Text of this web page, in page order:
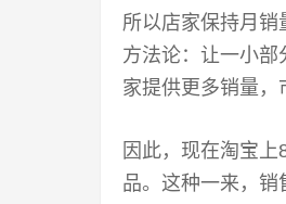
所以店家保持月
方法论：让一小
家提供更多销量，
因此，现在淘宝
品。这种一来，